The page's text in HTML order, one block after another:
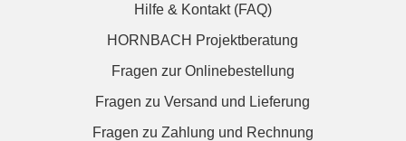
Hilfe & Kontakt (FAQ)
HORNBACH Projektberatung
Fragen zur Onlinebestellung
Fragen zu Versand und Lieferung
Fragen zu Zahlung und Rechnung